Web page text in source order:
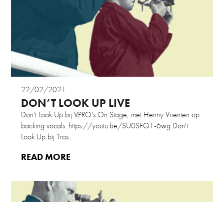
22/02/2021
DON’T LOOK UP LIVE
Don't Look Up bij VPRO's On Stage, met Henny Vrienten op
backing vocals: https://youtu.be/SU0SFQ1-6wg Don't
Look Up bij Tros...
READ MORE